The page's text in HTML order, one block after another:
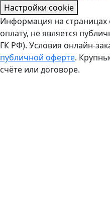
Настройки cookie
Информация на страницах
оплату, не является
ГК РФ). Условия онлайн-
публичной оферте.
счёте или договоре.